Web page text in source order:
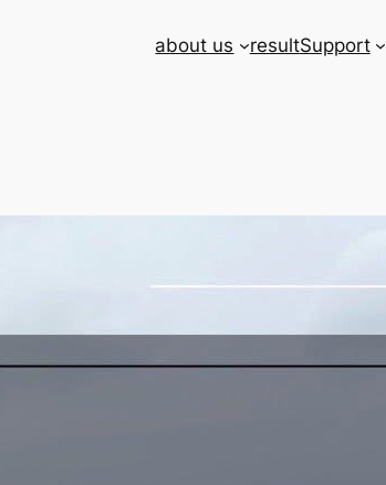
about us resultSupport